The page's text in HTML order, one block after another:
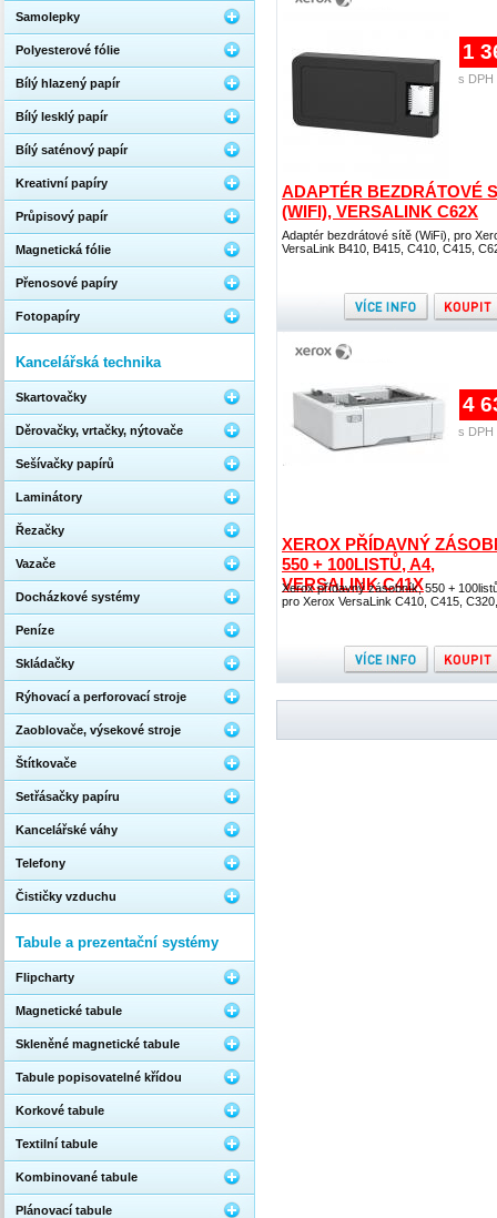
ADAPTÉR BEZDRÁTOVÉ
(WIFI), VERSALINK C62X
Adaptér bezdrátové sítě (WiFi), pro
VersaLink B410, B415, C410, C415,
1
s DPH
XEROX PŘÍDAVNÝ
550 + 100LISTŮ, A4,
VERSALINK C41X
Xerox přídavný zásobník, 550 +
pro Xerox VersaLink C410, C415,
4
s DPH
Samolepky
Polyesterové fólie
Bílý hlazený papír
Bílý lesklý papír
Bílý saténový papír
Kreativní papíry
Průpisový papír
Magnetická fólie
Přenosové papíry
Fotopapíry
Kancelářská technika
Skartovačky
Děrovačky, vrtačky, nýtovače
Sešívačky papírů
Laminátory
Řezačky
Vazače
Docházkové systémy
Peníze
Skládačky
Rýhovací a perforovací stroje
Zaoblovače, výsekové stroje
Štítkovače
Setřásačky papíru
Kancelářské váhy
Telefony
Čističky vzduchu
Tabule a prezentační systémy
Flipcharty
Magnetické tabule
Skleněné magnetické tabule
Tabule popisovatelné křídou
Korkové tabule
Textilní tabule
Kombinované tabule
Plánovací tabule